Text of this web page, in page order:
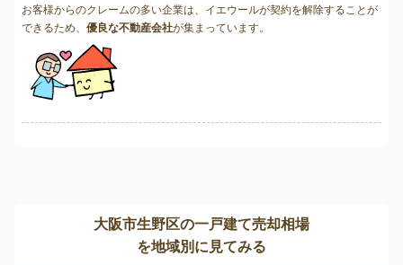
お客様からのクレームの多い企業は、イエウールが契約を解除することが
できるため、 優良な不動産会社が集まっています。
大阪市生野区の一戸建て売却相場
を地域別に見てみる